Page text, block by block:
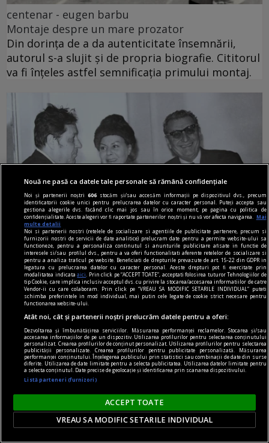
centenar - eugen barbu
Montaje despre un mare prozator
Din dorința de a da autenticitate însemnării,
autorul s-a slujit și de propria biografie. Cititorul
va fi înțeles astfel semnificația primului montaj.
centenar - eugen barbu
Ce trebuie să faci ca să nu mai fii citit
Nu cred că Barbu e un scriitor mare, dar Groapa
rămîne un roman bun (preferata mea e scena
nunții) și pînă și-n Principele sînt pagini de foarte
bună literatură.
Nouă ne pasă ca datele tale personale să rămână confidențiale
Noi și partenerii noștri606 stocăm și/sau accesăm informații pe dispozitivul dvs., precum
identificatorii cookie unici pentru prelucrarea datelor cu caracter personal. Puteți accepta sau
gestiona alegerile dvs. făcând clic mai jos sau în orice moment, pe pagina cu politica de
confidențialitate. Aceste alegeri vor fi raportate partenerilor noștri și nu vă vor afecta navigarea.
Mai
multe detalii
Noi si partenerii nostri (retelele de socializare si agentiile de publicitate partenere, precum si
furnizorii nostri de servicii de date analitice) prelucram date pentru a permite website-ului sa
functioneze, pentru a personaliza continutul si anunturile publicitare afisate in functie de
interesele si/sau profilul dvs., pentru a va oferi functionalitati aferente retelelor de socializare si
pentru a analiza traficul pe website. Beneficiati de drepturile prevazute de art. 15-22 din GDPR in
legatura cu prelucrarea datelor cu caracter personal. Aceste drepturi pot fi exercitate prin
modalitatea indicataaici
. Prin click pe “ACCEPT TOATE”, acceptati folosirea tuturor Tehnologiilor de
tip Cookie, care implica inclusiv acceptul dvs. cu privire la stocarea/accesarea informatiilor de catre
Vendor-ii cu care colaboram. Prin click pe “VREAU SA MODIFIC SETARILE INDIVIDUAL” puteti
schimba preferintele in mod individual, mai putin cele legate de cookie strict necesare pentru
functionarea website-ului.
Atât noi, cât și partenerii noștri prelucrăm datele pentru a oferi:
Dezvoltarea și îmbunătățirea serviciilor. Măsurarea performanței reclamelor. Stocarea și/sau
accesarea informațiilor de pe un dispozitiv. Utilizarea profilurilor pentru selectarea conținutului
personalizat. Crearea profilurilor de conținut personalizat. Utilizarea profilurilor pentru selectarea
publicității personalizate. Crearea profilurilor pentru publicitate personalizată. Măsurarea
performanței conținutului. Înțelegerea publicului prin statistici sau combinații de date din surse
diferite. Utilizarea de date limitate pentru a selecta publicitatea. Utilizarea datelor limitate pentru
a selecta conținutul. Date precise de geolocație și identificarea prin scanarea dispozitivului.
Listă parteneri (furnizori)
ACCEPT TOATE
VREAU SA MODIFIC SETARILE INDIVIDUAL